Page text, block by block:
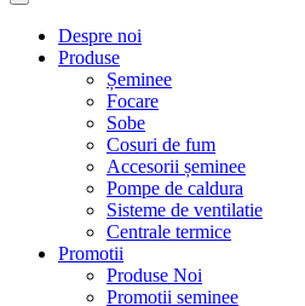
Despre noi
Produse
Șeminee
Focare
Sobe
Cosuri de fum
Accesorii șeminee
Pompe de caldura
Sisteme de ventilatie
Centrale termice
Promotii
Produse Noi
Promotii seminee